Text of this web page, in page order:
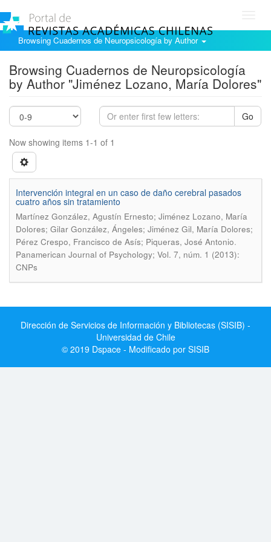
Browsing Cuadernos de Neuropsicología by Author
Browsing Cuadernos de Neuropsicología
by Author "Jiménez Lozano, María Dolores"
Go
Now showing items 1-1 of 1
Intervención integral en un caso de daño cerebral pasados
cuatro años sin tratamiento
Martínez González, Agustín Ernesto; Jiménez Lozano, María
Dolores; Gilar González, Ángeles; Jiménez Gil, María Dolores;
Pérez Crespo, Francisco de Asís; Piqueras, José Antonio.
Panamerican Journal of Psychology; Vol. 7, núm. 1 (2013):
CNPs
Dirección de Servicios de Información y Bibliotecas (SISIB) -
Universidad de Chile
© 2019 Dspace - Modificado por SISIB